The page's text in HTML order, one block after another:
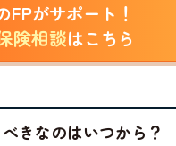
FPがサポート！
険相談はこちら
きなのはいつから？